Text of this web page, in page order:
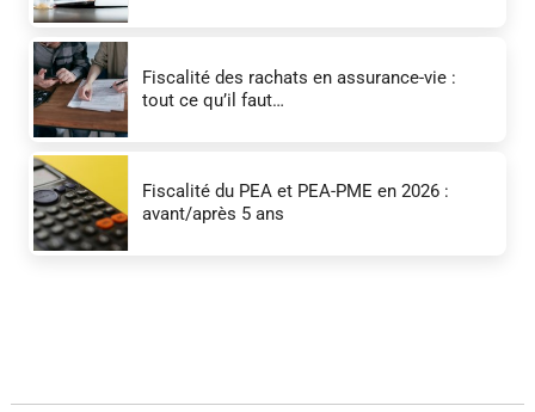
Fiscalité des rachats en assurance-vie :
tout ce qu’il faut…
Fiscalité du PEA et PEA-PME en 2026 :
avant/après 5 ans